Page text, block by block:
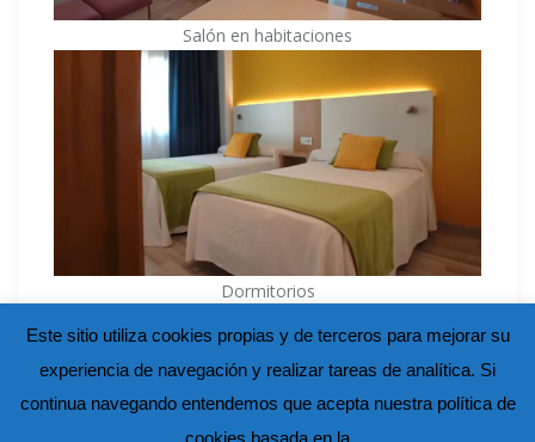
Salón en habitaciones
Dormitorios
Este sitio utiliza cookies propias y de terceros para mejorar su
experiencia de navegación y realizar tareas de analítica. Si
continua navegando entendemos que acepta nuestra política de
cookies basada en la